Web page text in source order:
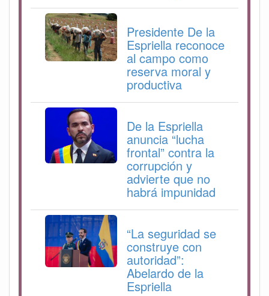
Presidente De la
Espriella reconoce
al campo como
reserva moral y
productiva
De la Espriella
anuncia “lucha
frontal” contra la
corrupción y
advierte que no
habrá impunidad
“La seguridad se
construye con
autoridad”:
Abelardo de la
Espriella